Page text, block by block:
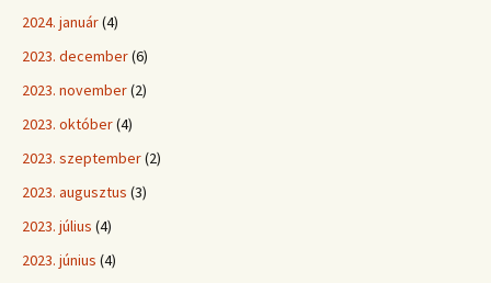
2024. január(4)
2023. december(6)
2023. november(2)
2023. október(4)
2023. szeptember(2)
2023. augusztus (3)
2023. július (4)
2023. június (4)